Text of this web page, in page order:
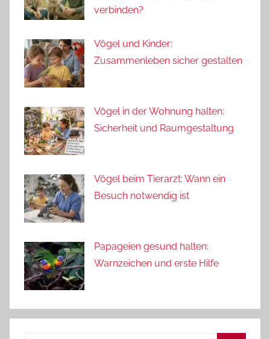
verbinden?
Vögel und Kinder:
Zusammenleben sicher gestalten
Vögel in der Wohnung halten:
Sicherheit und Raumgestaltung
Vögel beim Tierarzt: Wann ein
Besuch notwendig ist
Papageien gesund halten:
Warnzeichen und erste Hilfe